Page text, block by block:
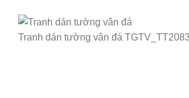
Tranh dán tường vân đá TGTV_TT2083